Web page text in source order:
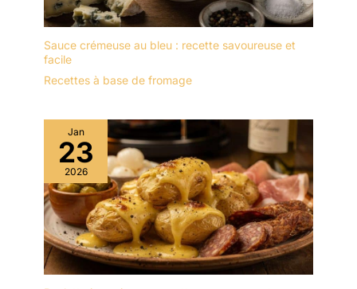
Sauce crémeuse au bleu : recette savoureuse et
facile
Recettes à base de fromage
Jan
23
2026